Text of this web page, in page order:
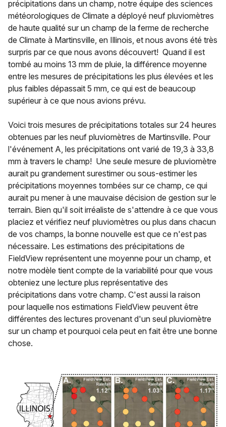
précipitations dans un champ, notre équipe des sciences
météorologiques de Climate a déployé neuf pluviomètres
de haute qualité sur un champ de la ferme de recherche
de Climate à Martinsville, en Illinois, et nous avons été très
surpris par ce que nous avons découvert! Quand il est
tombé au moins 13 mm de pluie, la différence moyenne
entre les mesures de précipitations les plus élevées et les
plus faibles dépassait 5 mm, ce qui est de beaucoup
supérieur à ce que nous avions prévu.
Voici trois mesures de précipitations totales sur 24 heures
obtenues par les neuf pluviomètres de Martinsville. Pour
l'événement A, les précipitations ont varié de 19,3 à 33,8
mm à travers le champ! Une seule mesure de pluviomètre
aurait pu grandement surestimer ou sous-estimer les
précipitations moyennes tombées sur ce champ, ce qui
aurait pu mener à une mauvaise décision de gestion sur le
terrain. Bien qu'il soit irréaliste de s'attendre à ce que vous
placiez et vérifiez neuf pluviomètres ou plus dans chacun
de vos champs, la bonne nouvelle est que ce n'est pas
nécessaire. Les estimations des précipitations de
FieldView représentent une moyenne pour un champ, et
notre modèle tient compte de la variabilité pour que vous
obteniez une lecture plus représentative des
précipitations dans votre champ. C'est aussi la raison
pour laquelle nos estimations FieldView peuvent être
différentes des lectures provenant d'un seul pluviomètre
sur un champ et pourquoi cela peut en fait être une bonne
chose.